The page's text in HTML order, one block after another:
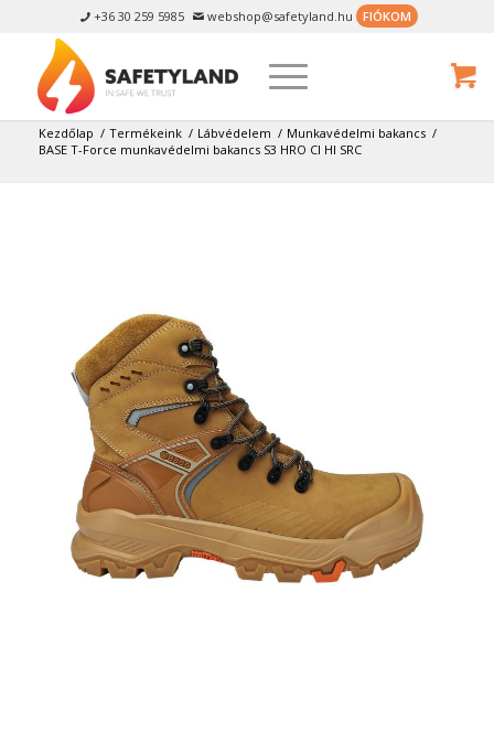
 +36 30 259 5985  webshop@safetyland.hu FIÓKOM
Kezdőlap / Termékeink / Lábvédelem / Munkavédelmi bakancs /
BASE T-Force munkavédelmi bakancs S3 HRO CI HI SRC